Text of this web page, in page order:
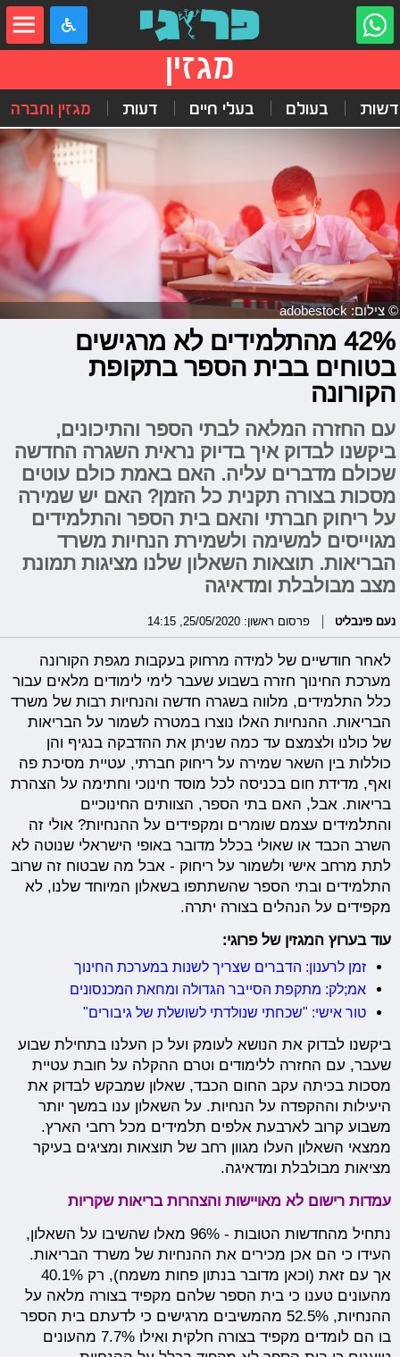
מגזין
בעולם בעלי חיים דעות מגזין וחברה
© צילום: adobestock
42% מהתלמידים לא מרגישים
בטוחים בבית הספר בתקופת
הקורונה
עם החזרה המלאה לבתי הספר והתיכונים,
ביקשנו לבדוק איך בדיוק נראית השגרה החדשה
שכולם מדברים עליה. האם באמת כולם עוטים
מסכות בצורה תקנית כל הזמן? האם יש שמירה
על ריחוק חברתי והאם בית הספר והתלמידים
מגוייסים למשימה ולשמירת הנחיות משרד
הבריאות. תוצאות השאלון שלנו מציגות תמונת
מצב מבולבלת ומדאיגה
נעם פינבליט פרסום ראשון: 25/05/2020, 14:15
לאחר חודשיים של למידה מרחוק בעקבות מגפת הקורונה
מערכת החינוך חזרה בשבוע שעבר לימי לימודים מלאים עבור
כלל התלמידים, מלווה בשגרה חדשה והנחיות רבות של משרד
הבריאות. ההנחיות האלו נוצרו במטרה לשמור על הבריאות
של כולנו ולצמצם עד כמה שניתן את ההדבקה בנגיף והן
כוללות בין השאר שמירה על ריחוק חברתי, עטיית מסיכת פה
ואף, מדידת חום בכניסה לכל מוסד חינוכי וחתימה על הצהרת
בריאות. אבל, האם בתי הספר, הצוותים החינוכיים
והתלמידים עצמם שומרים ומקפידים על ההנחיות? אולי זה
השרב הכבד או שאולי בכלל מדובר באופי הישראלי שנוטה לא
לתת מרחב אישי ולשמור על ריחוק - אבל מה שבטוח זה שרוב
התלמידים ובתי הספר שהשתתפו בשאלון המיוחד שלנו, לא
מקפידים על הנהלים בצורה יתרה.
עוד בערוץ המגזין של פרוגי:
זמן לרענון: הדברים שצריך לשנות במערכת החינוך
אמ;לק: מתקפת הסייבר הגדולה ומחאת המכנסונים
טור אישי: "שכחתי שנולדתי לשושלת של גיבורים"
ביקשנו לבדוק את הנושא לעומק ועל כן העלנו בתחילת שבוע
שעבר, עם החזרה ללימודים וטרם ההקלה על חובת עטיית
מסכות בכיתה עקב החום הכבד, שאלון שמבקש לבדוק את
היעילות וההקפדה על הנחיות. על השאלון ענו במשך יותר
משבוע קרוב לארבעת אלפים תלמידים מכל רחבי הארץ.
ממצאי השאלון העלו מגוון רחב של תוצאות ומציגים בעיקר
מציאות מבולבלת ומדאיגה.
עמדות רישום לא מאויישות והצהרות בריאות שקריות
נתחיל מהחדשות הטובות - 96% מאלו שהשיבו על השאלון,
העידו כי הם אכן מכירים את ההנחיות של משרד הבריאות.
אך עם זאת (וכאן מדובר בנתון פחות משמח), רק 40.1%
מהעונים טענו כי בית הספר שלהם מקפיד בצורה מלאה על
ההנחיות, 52.5% מהמשיבים מרגישים כי לדעתם בית הספר
בו הם לומדים מקפיד בצורה חלקית ואילו 7.7% מהעונים